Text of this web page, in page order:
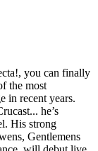
you can finally
the most
in recent years.
he’s
His strong
Gentlemens